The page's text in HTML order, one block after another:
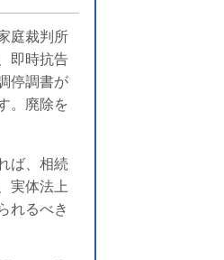
庭裁判所
即時抗告
停調書が
。廃除を
ば、相続
実体法上
れるべき